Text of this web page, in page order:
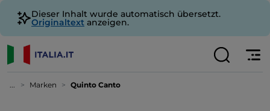
Dieser Inhalt wurde automatisch übersetzt.
Originaltext anzeigen.
... Marken Quinto Canto